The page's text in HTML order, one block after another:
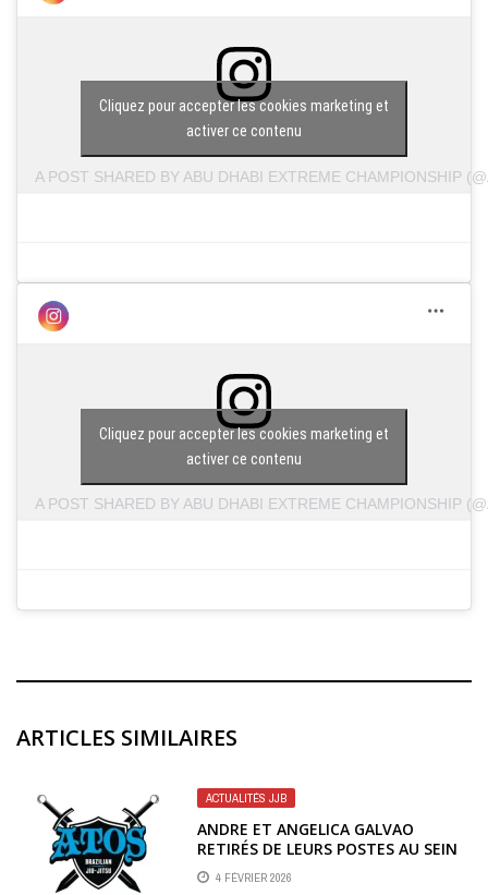
A POST SHARED BY ABU DHABI EXTREME CHAMPIONSHIP
Cliquez pour accepter les cookies marketing et
activer ce contenu
A POST SHARED BY ABU DHABI EXTREME CHAMPIONSHIP
Cliquez pour accepter les cookies marketing et
activer ce contenu
ARTICLES SIMILAIRES
ACTUALITÉS JJB
ANDRE ET ANGELICA GALVAO
RETIRÉS DE LEURS POSTES AU SEIN
D’ATOS
4 FÉVRIER 2026